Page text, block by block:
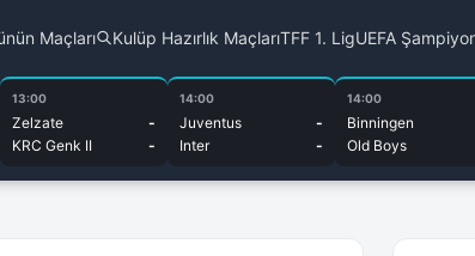
Maçları Kulüp Hazırlık MaçlarıTFF 1. LigUEFA
13:00
Zelzate
-
KRC Genk II
-
14:00
Juventus
-
Inter
-
14:00
Binningen
Old Boys